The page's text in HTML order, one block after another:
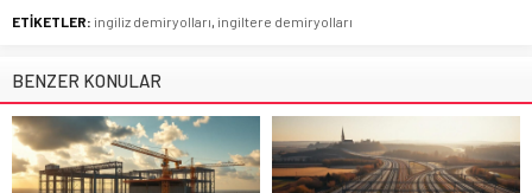
ETİKETLER: ingiliz demiryolları ingiltere demiryolları
BENZER KONULAR